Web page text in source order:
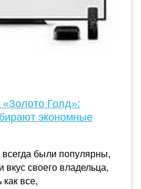
Голд»:
экономные
были популярны,
вкус своего владельца,
все,